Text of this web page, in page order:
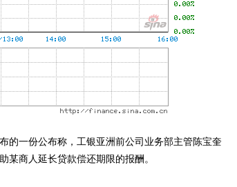
一份公布称，工银亚洲前公司业务部主管陈宝奎
商人延长贷款偿还期限的报酬。